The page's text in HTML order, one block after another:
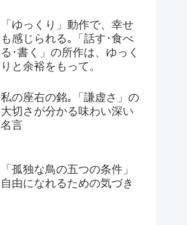
「ゆっくり」動作で、幸せ
も感じられる｡「話す･食べ
る･書く」の所作は、ゆっく
りと余裕をもって。
私の座右の銘｡「謙虚さ」の
大切さが分かる味わい深い
名言
「孤独な鳥の五つの条件」
自由になれるための気づき